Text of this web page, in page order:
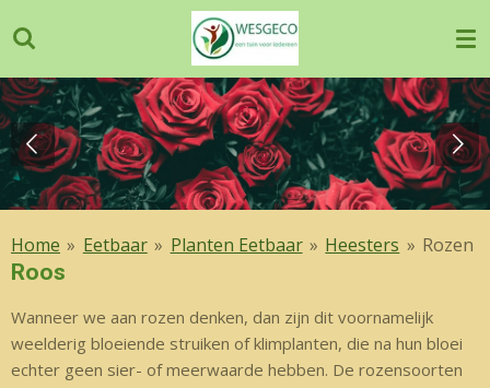
direct
naar
de
hoofdinhoud
Home » Eetbaar » Planten Eetbaar » Heesters » Rozen
Roos
Wanneer we aan rozen denken, dan zijn dit voornamelijk
weelderig bloeiende struiken of klimplanten, die na hun bloei
echter geen sier- of meerwaarde hebben. De rozensoorten